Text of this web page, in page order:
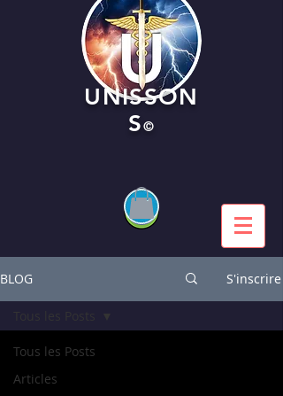
UNISSON
S©
BLOG S'inscrire
Tous les Posts
Articles